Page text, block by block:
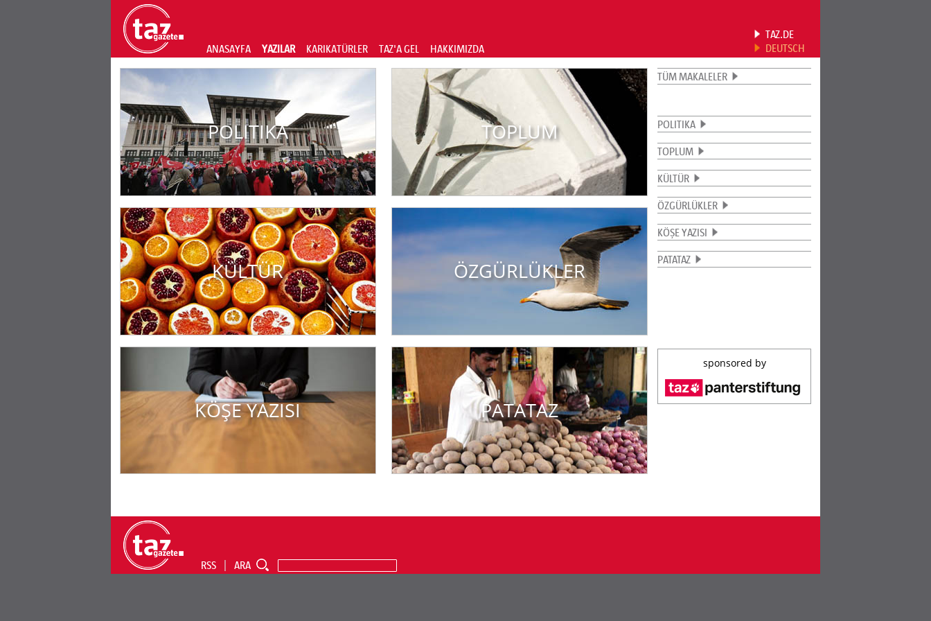
ANASAYFA YAZILAR KARIKATÜRLER TAZ'A GEL HAKKIMIZDA
TAZ.DE
DEUTSCH
TÜM MAKALELER
POLITIKA
TOPLUM
KÜLTÜR
ÖZGÜRLÜKLER
KÖŞE YAZISI
PATATAZ
sponsored by
POLITIKA TOPLUM
KÜLTÜR ÖZGÜRLÜKLER
KÖŞE YAZISI PATATAZ
RSS ARA